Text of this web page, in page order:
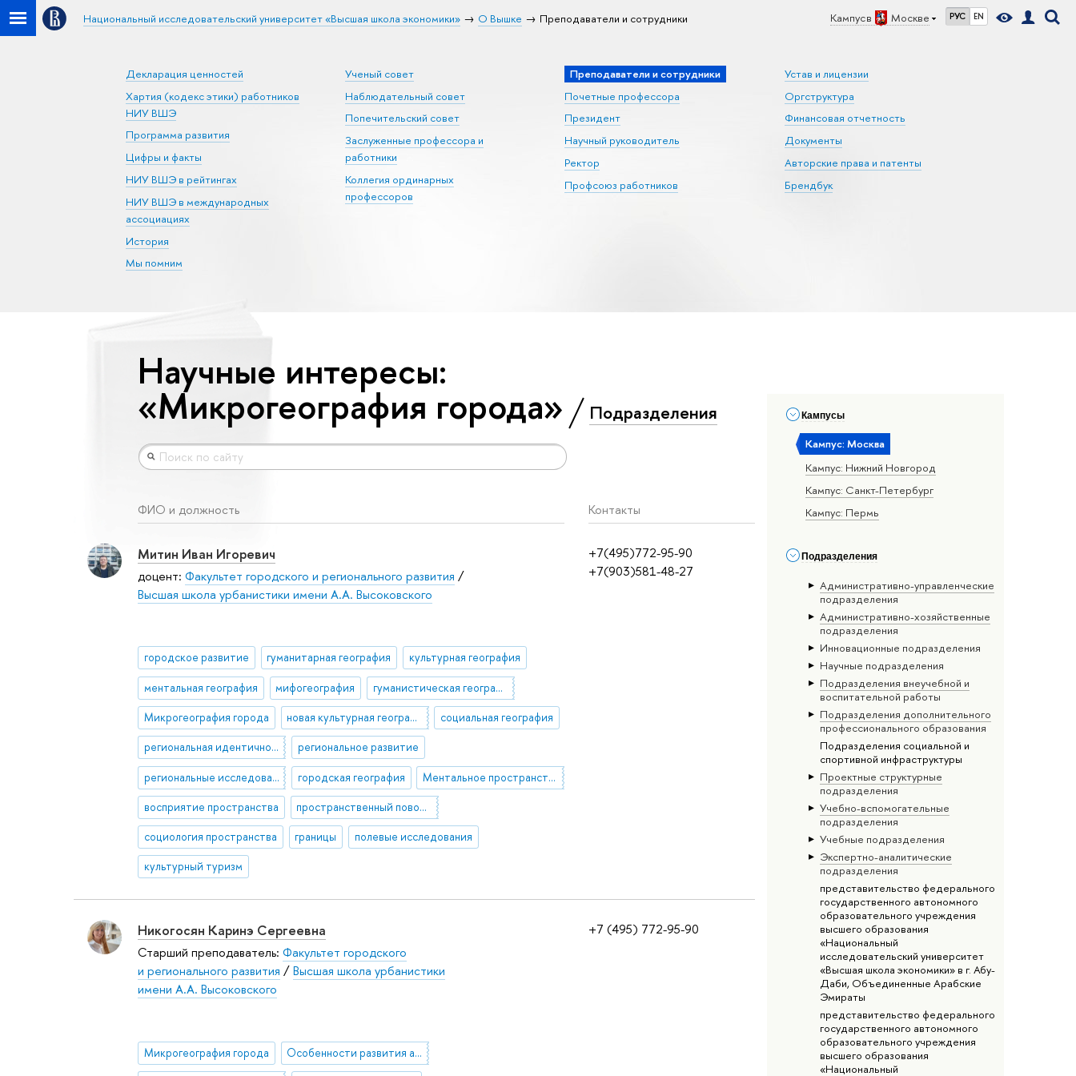
Кампус в Москве РУС EN
Национальный исследовательский университет «Высшая школа экономики» О Вышке Преподаватели и сотрудники
Декларация ценностей
Хартия (кодекс этики) работников
НИУ ВШЭ
Программа развития
Цифры и факты
НИУ ВШЭ в рейтингах
НИУ ВШЭ в международных
ассоциациях
История
Мы помним
Ученый совет
Наблюдательный совет
Попечительский совет
Заслуженные профессора и
работники
Коллегия ординарных
профессоров
Преподаватели и сотрудники
Почетные профессора
Президент
Научный руководитель
Ректор
Профсоюз работников
Устав и лицензии
Оргструктура
Финансовая отчетность
Документы
Авторские права и патенты
Брендбук
Кампусы
Кампус: Москва
Кампус: Нижний Новгород
Кампус: Санкт-Петербург
Кампус: Пермь
Подразделения
Административно-управленческие
подразделения
Административно-хозяйственные
подразделения
Инновационные подразделения
Научные подразделения
Подразделения внеучебной и
воспитательной работы
Подразделения дополнительного
профессионального образования
Подразделения социальной и
спортивной инфраструктуры
Проектные структурные
подразделения
Учебно-вспомогательные
подразделения
Учебные подразделения
Экспертно-аналитические
подразделения
представительство федерального
государственного автономного
образовательного учреждения
высшего образования
«Национальный
исследовательский университет
«Высшая школа экономики» в г. Абу-
Даби, Объединенные Арабские
Эмираты
представительство федерального
государственного автономного
образовательного учреждения
высшего образования
«Национальный
Научные интересы:
«Микрогеография города» Подразделения
ФИО и должность Контакты
+7(495)772-95-90
+7(903)581-48-27
Митин Иван Игоревич
доцент: Факультет городского и регионального развития /
Высшая школа урбанистики имени А.А. Высоковского
городское развитие гуманитарная география культурная география
ментальная география мифогеография гуманистическая география
Микрогеография города новая культурная география социальная география
региональная идентичность региональное развитие
региональные исследования городская география Ментальное пространство города
восприятие пространства пространственный поворот
социология пространства границы полевые исследования
культурный туризм
+7 (495) 772-95-90
Никогосян Каринэ Сергеевна
Старший преподаватель: Факультет городского
и регионального развития /Высшая школа урбанистики
имени А.А. Высоковского
Микрогеография города Особенности развития агломерационных структур